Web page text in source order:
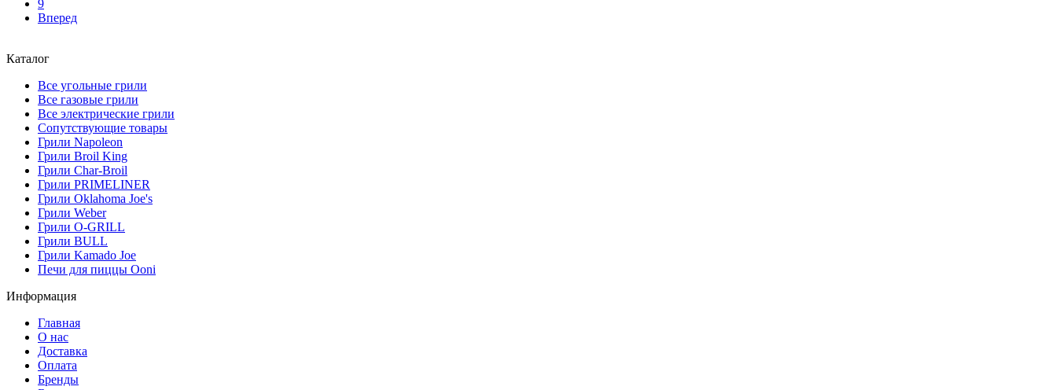
9
Вперед
Каталог
Все угольные грили
Все газовые грили
Все электрические грили
Сопутствующие товары
Грили Napoleon
Грили Broil King
Грили Char-Broil
Грили PRIMELINER
Грили Oklahoma Joe's
Грили Weber
Грили O-GRILL
Грили BULL
Грили Kamado Joe
Печи для пиццы Ooni
Информация
Главная
О нас
Доставка
Оплата
Бренды